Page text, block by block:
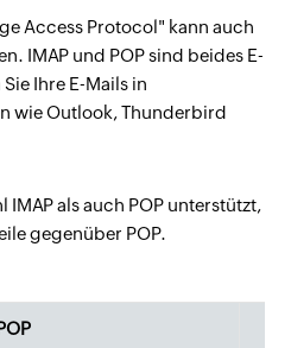
Access Protocol" kann auch
IMAP und POP sind beides E-
Ihre E-Mails in
wie Outlook, Thunderbird
IMAP als auch POP unterstützt,
gegenüber POP.